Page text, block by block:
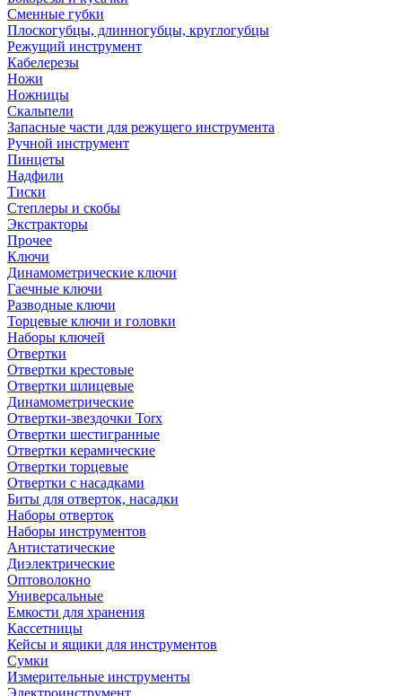
Сменные губки
Плоскогубцы, длинногубцы, круглогубцы
Режущий инструмент
Кабелерезы
Ножи
Ножницы
Скальпели
Запасные части для режущего инструмента
Ручной инструмент
Пинцеты
Надфили
Тиски
Степлеры и скобы
Экстракторы
Прочее
Ключи
Динамометрические ключи
Гаечные ключи
Разводные ключи
Торцевые ключи и головки
Наборы ключей
Отвертки
Отвертки крестовые
Отвертки шлицевые
Динамометрические
Отвертки-звездочки Torx
Отвертки шестигранные
Отвертки керамические
Отвертки торцевые
Отвертки с насадками
Биты для отверток, насадки
Наборы отверток
Наборы инструментов
Антистатические
Диэлектрические
Оптоволокно
Универсальные
Емкости для хранения
Кассетницы
Кейсы и ящики для инструментов
Сумки
Измерительные инструменты
Электроинструмент